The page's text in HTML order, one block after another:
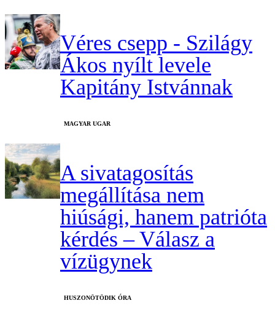
Véres csepp - Szilágy
Ákos nyílt levele
Kapitány Istvánnak
MAGYAR UGAR
A sivatagosítás
megállítása nem
hiúsági, hanem patrióta
kérdés – Válasz a
vízügynek
HUSZONÖTÖDIK ÓRA